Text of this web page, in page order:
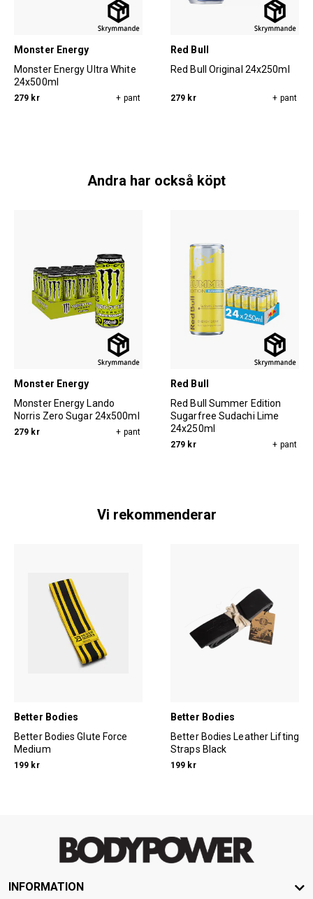
Monster Energy
Monster Energy Ultra White
24x500ml
279 kr + pant
Red Bull
Red Bull Original 24x250ml
279 kr + pant
Andra har också köpt
Monster Energy
Monster Energy Lando
Norris Zero Sugar 24x500ml
279 kr + pant
Red Bull
Red Bull Summer Edition
Sugarfree Sudachi Lime
24x250ml
279 kr + pant
Vi rekommenderar
Better Bodies
Better Bodies Glute Force
Medium
199 kr
Better Bodies
Better Bodies Leather Lifting
Straps Black
199 kr
INFORMATION